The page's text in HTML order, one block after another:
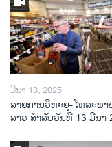
ມີນາ 13, 2025
ລາຍການວິ​ທະ​ຍຸ-ໂທ​ລະ​ພາ
ລາວ ສຳ​ລັບ​ວັນ​ທີ 13 ມີ​ນາ